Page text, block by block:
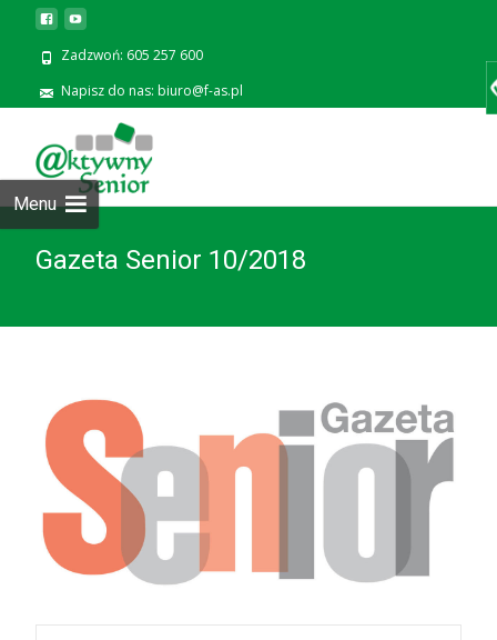
Zadzwoń: 605 257 600
Napisz do nas: biuro@f-as.pl
Menu
Gazeta Senior 10/2018